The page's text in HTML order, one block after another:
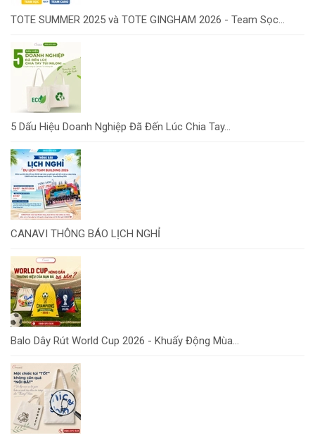
TOTE SUMMER 2025 và TOTE GINGHAM 2026 - Team Sọc...
5 Dấu Hiệu Doanh Nghiệp Đã Đến Lúc Chia Tay...
CANAVI THÔNG BÁO LỊCH NGHỈ
Balo Dây Rút World Cup 2026 - Khuấy Động Mùa...